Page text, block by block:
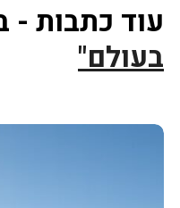
עוד כתבות -
בעולם"